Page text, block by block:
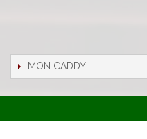
MON CADDY